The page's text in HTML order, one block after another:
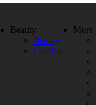
Beauty
Beauty
Fashion
More